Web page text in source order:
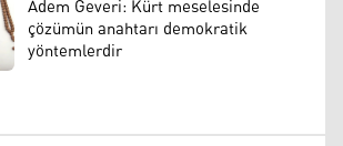
Adem Geveri: Kürt meselesinde
çözümün anahtarı demokratik
yöntemlerdir